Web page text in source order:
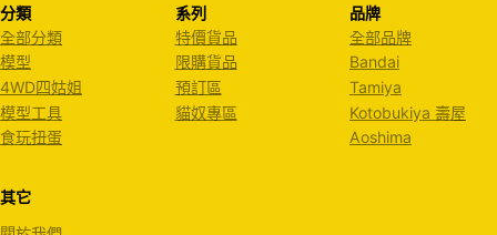
分類
全部分類
模型
4WD四姑姐
模型工具
食玩扭蛋
系列
特價貨品
限購貨品
預訂區
貓奴專區
品牌
全部品牌
Bandai
Tamiya
Kotobukiya 壽屋
Aoshima
其它